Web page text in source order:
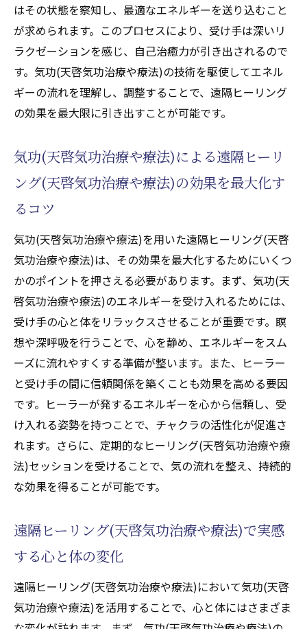
チャクラの覚醒がもたらす自己成長と潜在
能力
チャクラ調整による精神的な安定と幸福感
気功(天啓気功治療や療法)のエネルギーで日常
のストレスを解放する方法
遠隔ヒーリング(天啓気功治療や療法)でスト
レスを軽減するプロセス
でストレス管理を極める
心の緊張を解放するための気功(天啓気功治
療や療法)テクニック
ストレスから解放されるための気功(天啓気
功治療や療法)瞑想
日々の生活における気功(天啓気功治療や療
法)の実践例
遠隔ヒーリングの魅力と気功(天啓気功治療や療
法)によるチャクラ活性化のプロセス
遠隔ヒーリング(天啓気功治療や療法)の利点
とその可能性
気功(天啓気功治療や療法)でチャクラを活性
化する具体的なステップ
る際の心の準備
エネルギーの流れを感じ取る練習法
チャクラ活性化プロセスの科学的視点
遠隔ヒーリング(天啓気功治療や療法)で得ら
はその状態を察知し、最適なエネルギーを送り込むこと
が求められます。このプロセスにより、受け手は深いリ
ラクゼーションを感じ、自己治癒力が引き出されるので
す。気功(天啓気功治療や療法)の技術を駆使してエネル
ギーの流れを理解し、調整することで、遠隔ヒーリング
の効果を最大限に引き出すことが可能です。
気功(天啓気功治療や療法)による遠隔ヒーリ
ング(天啓気功治療や療法)の効果を最大化す
るコツ
気功(天啓気功治療や療法)を用いた遠隔ヒーリング(天啓
気功治療や療法)は、その効果を最大化するためにいくつ
かのポイントを押さえる必要があります。まず、気功(天
啓気功治療や療法)のエネルギーを受け入れるためには、
受け手の心と体をリラックスさせることが重要です。瞑
想や深呼吸を行うことで、心を静め、エネルギーをスム
ーズに流れやすくする準備が整います。また、ヒーラー
と受け手の間に信頼関係を築くことも効果を高める要因
です。ヒーラーが発するエネルギーを心から信頼し、受
け入れる姿勢を持つことで、チャクラの活性化が促進さ
れます。さらに、定期的なヒーリング(天啓気功治療や療
法)セッションを受けることで、気の流れを整え、持続的
な効果を得ることが可能です。
遠隔ヒーリング(天啓気功治療や療法)で実感
する心と体の変化
遠隔ヒーリング(天啓気功治療や療法)において気功(天啓
気功治療や療法)を活用することで、心と体にはさまざま